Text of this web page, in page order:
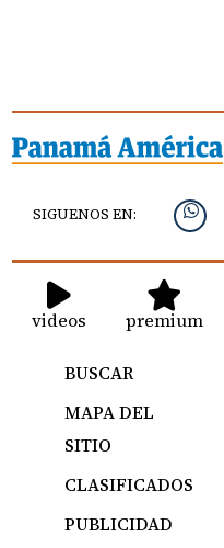
SIGUENOS EN:
videos premium
BUSCAR
MAPA DEL
SITIO
CLASIFICADOS
PUBLICIDAD